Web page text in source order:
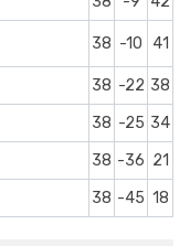
38 -10 41
38 -22 38
38 -25 34
38 -36 21
38 -45 18